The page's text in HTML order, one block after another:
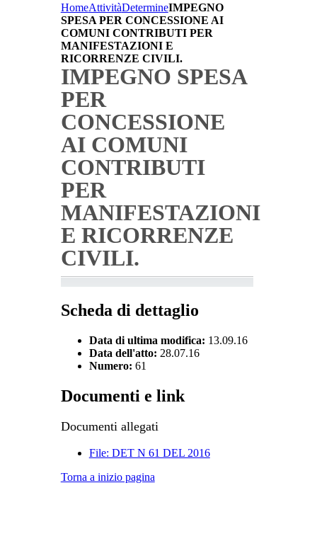
HomeAttivitàDetermineIMPEGNO
SPESA PER CONCESSIONE AI
COMUNI CONTRIBUTI PER
MANIFESTAZIONI E
RICORRENZE CIVILI.
IMPEGNO SPESA
PER
CONCESSIONE
AI COMUNI
CONTRIBUTI
PER
MANIFESTAZIONI
E RICORRENZE
CIVILI.
Scheda di dettaglio
Data di ultima modifica: 13.09.16
Data dell'atto: 28.07.16
Numero: 61
Documenti e link
Documenti allegati
File: DET N 61 DEL 2016
Torna a inizio pagina